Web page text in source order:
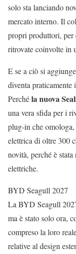
solo sta lanciando
mercato interno. Il
propri produttori, per
ritrovate coinvolte in
E se a ciò si
diventa praticamente
Perchéla nuova
una vera sfida per i
plug-in che omologa,
elettrica di oltre 300
novità, perché è
elettriche.
BYD Seagull 2027
La BYD Seagull
ma è stato solo ora,
compreso la loro
relative al design